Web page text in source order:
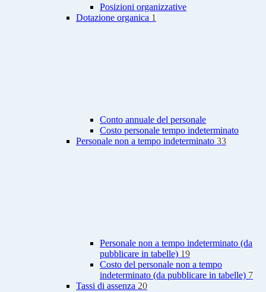
Posizioni organizzative
Dotazione organica 1
Conto annuale del personale
Costo personale tempo indeterminato
Personale non a tempo indeterminato 33
Personale non a tempo indeterminato (da
pubblicare in tabelle) 19
Costo del personale non a tempo
indeterminato (da pubblicare in tabelle) 7
Tassi di assenza 20